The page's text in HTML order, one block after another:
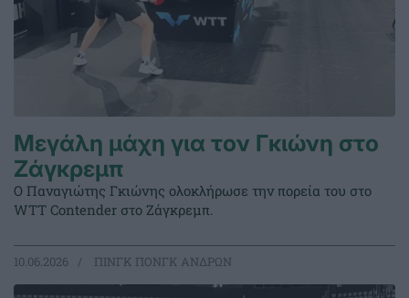
Μεγάλη μάχη για τον Γκιώνη στο
Ζάγκρεμπ
Ο Παναγιώτης Γκιώνης ολοκλήρωσε την πορεία του στο
WTT Contender στο Ζάγκρεμπ.
10.06.2026 ΠΙΝΓΚ ΠΟΝΓΚ ΑΝΔΡΩΝ